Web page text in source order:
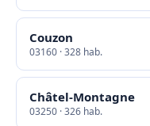
Couzon
03160 · 328 hab.
Châtel-Montagne
03250 · 326 hab.